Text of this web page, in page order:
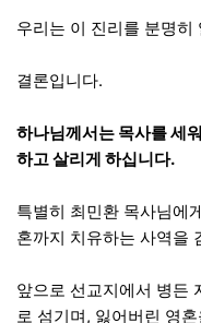
우리는 이 진리를 분명히
결론입니다.
하나님께서는 목사를 세
하고 살리게 하십니다.
특별히 최민환 목사님에
혼까지 치유하는 사역을
앞으로 선교지에서 병든
로 섬기며, 잃어버린 영